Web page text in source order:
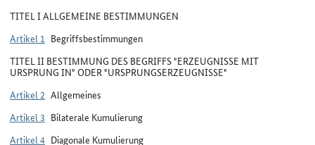
TITEL I ALLGEMEINE BESTIMMUNGEN
Artikel 1 Begriffsbestimmungen
TITEL II BESTIMMUNG DES BEGRIFFS "ERZEUGNISSE MIT
URSPRUNG IN" ODER "URSPRUNGSERZEUGNISSE"
Artikel 2 Allgemeines
Artikel 3 Bilaterale Kumulierung
Artikel 4 Diagonale Kumulierung